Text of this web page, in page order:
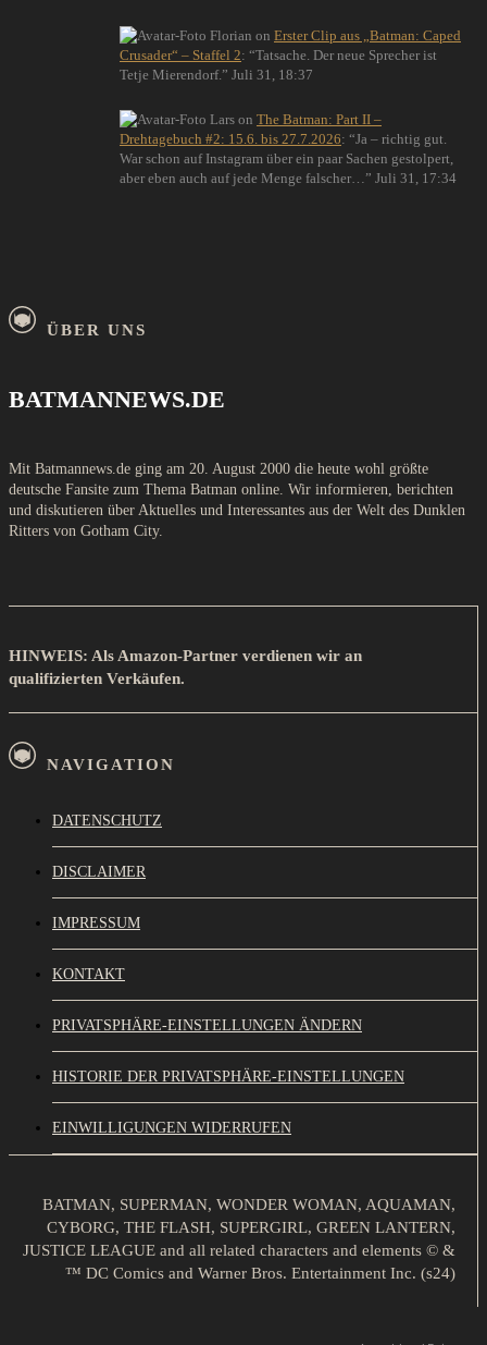
Florian on Erster Clip aus „Batman: Caped
Crusader“ – Staffel 2: “Tatsache. Der neue Sprecher ist
Tetje Mierendorf. ” Juli 31, 18:37
Lars on The Batman: Part II –
Drehtagebuch #2: 15.6. bis 27.7.2026: “Ja – richtig gut.
War schon auf Instagram über ein paar Sachen gestolpert,
aber eben auch auf jede Menge falscher… ” Juli 31, 17:34
ÜBER UNS
BATMANNEWS.DE
Mit Batmannews.de ging am 20. August 2000 die heute wohl größte
deutsche Fansite zum Thema Batman online. Wir informieren, berichten
und diskutieren über Aktuelles und Interessantes aus der Welt des Dunklen
Ritters von Gotham City.
HINWEIS: Als Amazon-Partner verdienen wir an
qualifizierten Verkäufen.
NAVIGATION
DATENSCHUTZ
DISCLAIMER
IMPRESSUM
KONTAKT
PRIVATSPHÄRE-EINSTELLUNGEN ÄNDERN
HISTORIE DER PRIVATSPHÄRE-EINSTELLUNGEN
EINWILLIGUNGEN WIDERRUFEN
BATMAN, SUPERMAN, WONDER WOMAN, AQUAMAN,
CYBORG, THE FLASH, SUPERGIRL, GREEN LANTERN,
JUSTICE LEAGUE and all related characters and elements © &
™ DC Comics and Warner Bros. Entertainment Inc. (s24)